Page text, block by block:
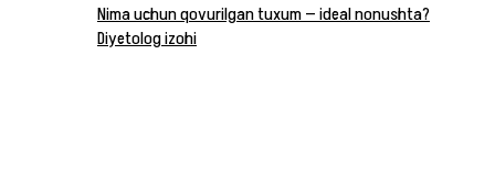
Nima uchun qovurilgan tuxum — ideal nonushta?
Diyetolog izohi